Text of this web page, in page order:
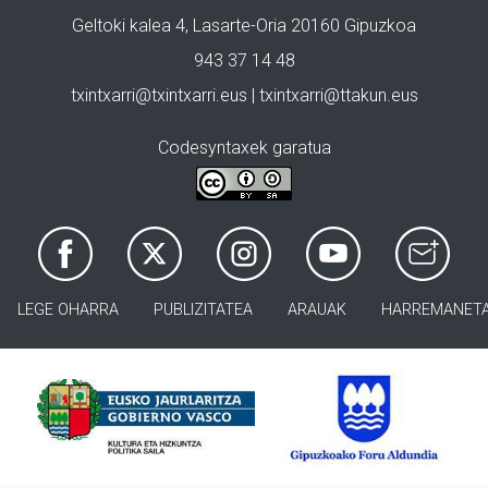
Geltoki kalea 4, Lasarte-Oria 20160 Gipuzkoa
943 37 14 48
txintxarri@txintxarri.eus | txintxarri@ttakun.eus
Codesyntaxek garatua
LEGE OHARRA PUBLIZITATEA ARAUAK